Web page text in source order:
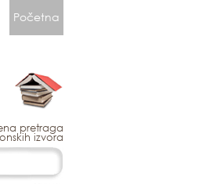
Početna
pretraga
izvora